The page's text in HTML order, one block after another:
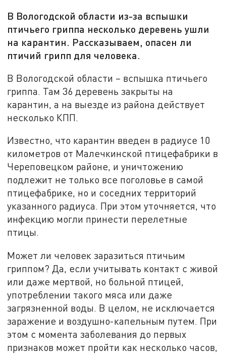
В Вологодской области из-за вспышки
птичьего гриппа несколько деревень ушли
на карантин. Рассказываем, опасен ли
птичий грипп для человека.
В Вологодской области – вспышка птичьего
гриппа. Там 36 деревень закрыты на
карантин, а на выезде из района действует
несколько КПП.
Известно, что карантин введен в радиусе 10
километров от Малечкинской птицефабрики в
Череповецком районе, и уничтожению
подлежит не только все поголовье в самой
птицефабрике, но и соседних территорий
указанного радиуса. При этом уточняется, что
инфекцию могли принести перелетные
птицы.
Может ли человек заразиться птичьим
гриппом? Да, если учитывать контакт с живой
или даже мертвой, но больной птицей,
употреблении такого мяса или даже
загрязненной воды. В целом, не исключается
заражение и воздушно-капельным путем. При
этом с момента заболевания до первых
признаков может пройти как несколько часов,